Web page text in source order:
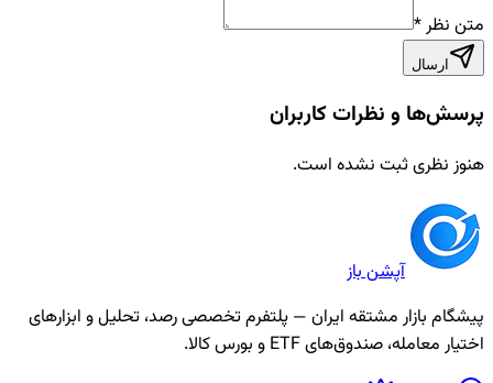
متن نظر*
ارسال
پرسش‌ها و نظرات کاربران
هنوز نظری ثبت نشده است.
آپشن باز
پیشگام بازار مشتقه ایران — پلتفرم تخصصی رصد، تحلیل و ابزارهای
اختیار معامله، صندوق‌های ETF و بورس کالا.